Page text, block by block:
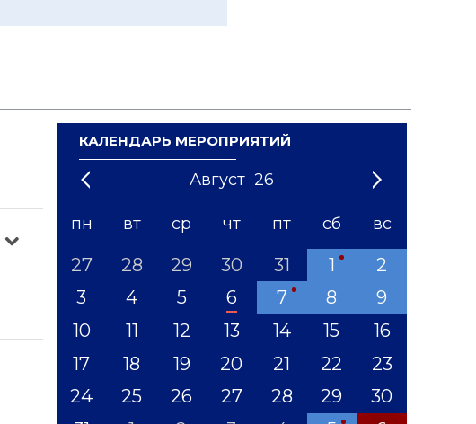
КАЛЕНДАРЬ МЕРОПРИЯТИЙ
Август 26
1 3 5 8 10 12
'21 '23 '24 '25 '26 '27 '28 '29 '31
пн вт ср чт пт сб вс
27 28 29 30 31 1
2
3
4 5 6 7 8
9
10
11 12 13 14 15
16
17
18 19 20 21 22
23
24
25 26 27 28 29
30